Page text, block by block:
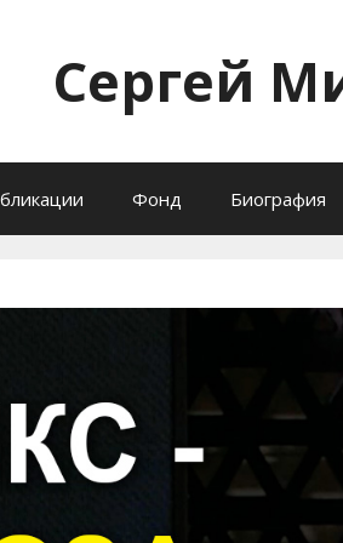
Сергей
Фонд Биография